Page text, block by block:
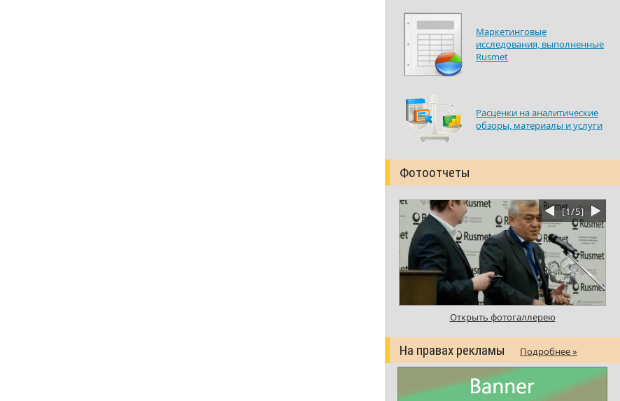
Маркетинговые
исследования, выполненные
Rusmet
Расценки на аналитические
обзоры, материалы и услуги
Фотоотчеты
Открыть фотогаллерею
[1/5]
На правах рекламы Подробнее »